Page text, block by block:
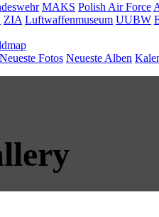
MAKS Polish Air Force
ZIA Luftwaffenmuseum UUBW
Neueste Fotos Neueste Alben